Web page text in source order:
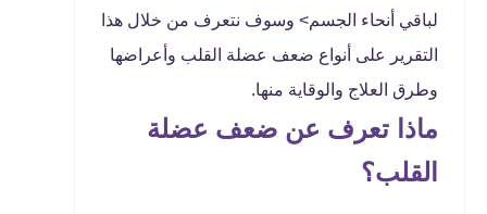
لباقي أنحاء الجسم> وسوف نتعرف من خلال هذا
التقرير على أنواع ضعف عضلة القلب وأعراضها
وطرق العلاج والوقاية منها.
ماذا تعرف عن ضعف عضلة
القلب؟